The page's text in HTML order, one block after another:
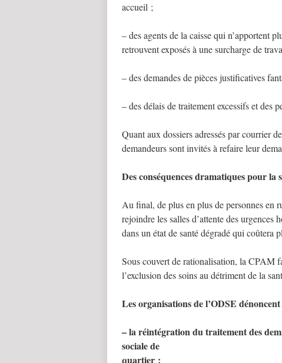
accueil ;
– des agents de la caisse qui n’apportent
retrouvent exposés à une surcharge de
– des demandes de pièces justificatives
– des délais de traitement excessifs et des
Quant aux dossiers adressés par courrier
demandeurs sont invités à refaire leur
Des conséquences dramatiques pour la
Au final, de plus en plus de personnes en
rejoindre les salles d’attente des urgences
dans un état de santé dégradé qui coûtera
Sous couvert de rationalisation, la CPAM
l’exclusion des soins au détriment de la
Les organisations de l’ODSE
– la réintégration du traitement des
sociale de
quartier ;